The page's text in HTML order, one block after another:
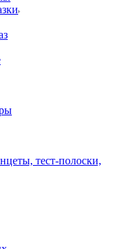
тест-полоски,